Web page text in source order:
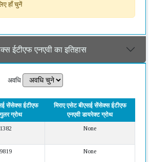
हाँ चुनें
ईटीएफ एनएवी का इतिहास
अवधि
सेंसेक्स ईटीएफ
ग्रोथ
मिराए एसेट बीएसई सेंसेक्स ईटीएफ
एनएवी डायरेक्ट ग्रोथ
None
None